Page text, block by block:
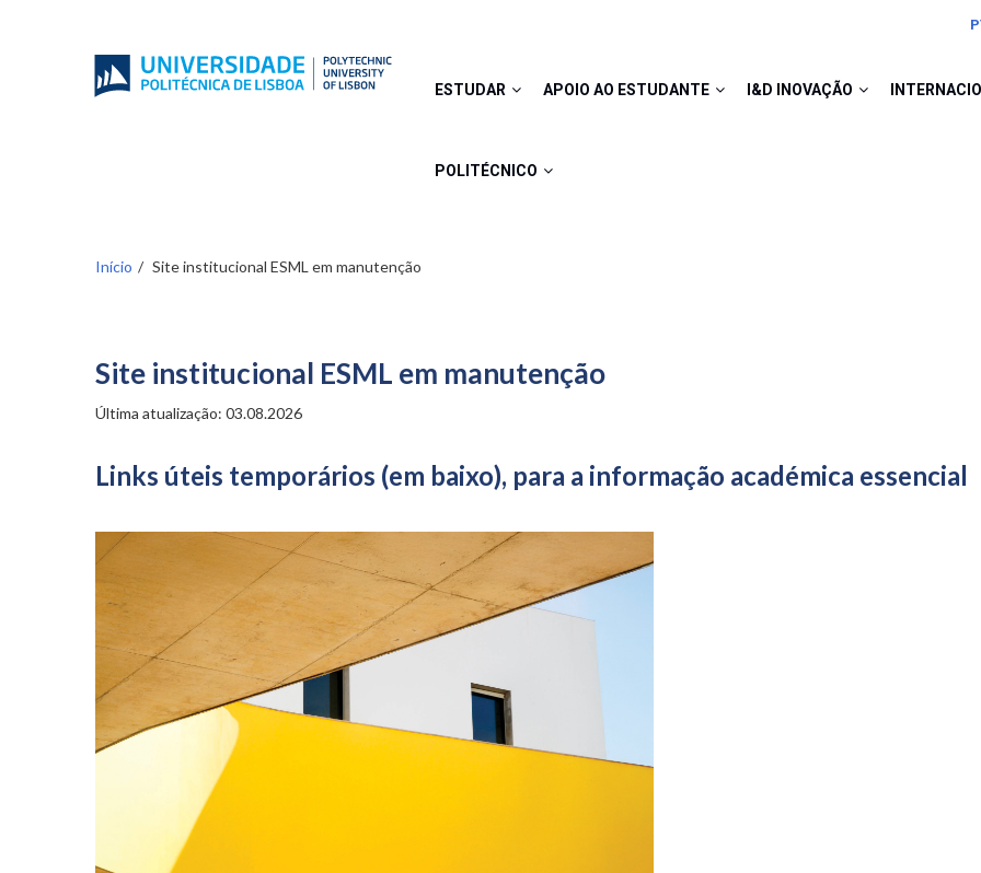
ESTUDAR APOIO AO ESTUDANTE I&D INOVAÇÃO
POLITÉCNICO
Início Site institucional ESML em manutenção
Site institucional ESML em manutenção
Última atualização: 03.08.2026
Links úteis temporários (em baixo), para a informação académica essencial